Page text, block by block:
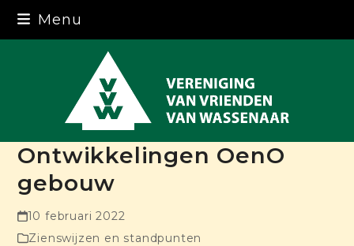
Skip
Menu
Ontwikkelingen OenO
gebouw
10 februari 2022
Zienswijzen en standpunten